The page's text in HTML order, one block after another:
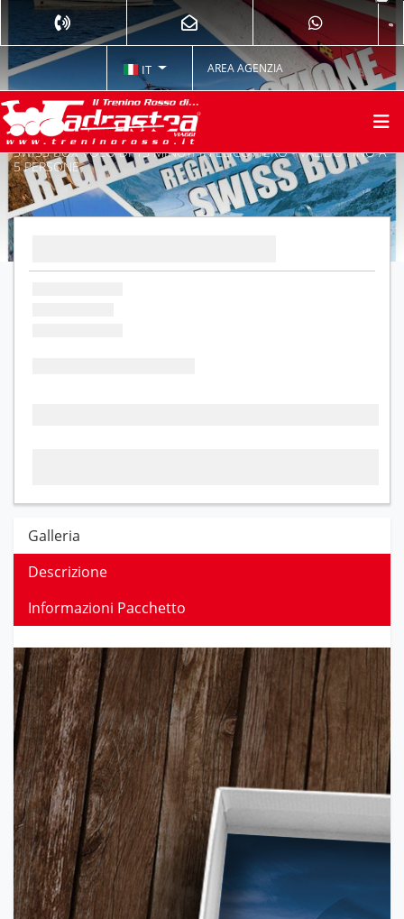
IT AREA AGENZIA
SWISS BOX VOLO DI 15 MINUTI IN ELICOTTERO - VALIDO FINO A
5 PERSONE
Galleria
Descrizione
Informazioni Pacchetto